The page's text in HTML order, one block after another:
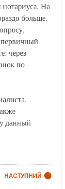
На
больше.
через
по
данный
НАСТУПНИЙ